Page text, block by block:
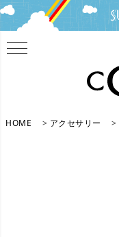
HOME アクセサリー